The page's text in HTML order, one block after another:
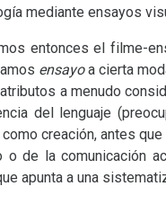
mediante ensayos
entonces el filme-
ensayoa cierta
a menudo
del lenguaje
creación, antes
o de la comunicación
apunta a una